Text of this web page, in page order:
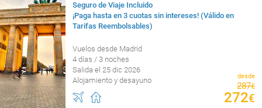
Seguro de Viaje Incluido
¡Paga hasta en 3 cuotas sin intereses! (Válido en
Tarifas Reembolsables)
Vuelos desde Madrid
4 días / 3 noches
Salida el 25 dic 2026
Alojamiento y desayuno
desde
287€
272€